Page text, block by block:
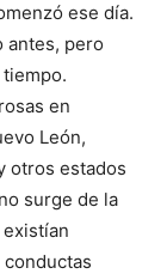
ese día.
antes, pero
en
León,
otros estados
surge de la